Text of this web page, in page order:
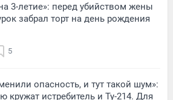
3-летие»: перед убийством жены
забрал торт на день рождения
5
опасность, и тут такой шум»:
кружат истребитель и Ту-214. Для